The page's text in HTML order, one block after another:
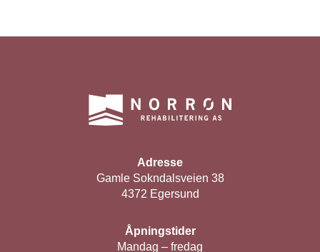
Adresse
Gamle Sokndalsveien 38
4372 Egersund
Åpningstider
Mandag – fredag